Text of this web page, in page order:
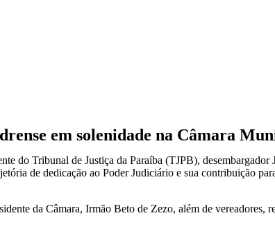
em solenidade na Câmara
do Tribunal de Justiça da Paraíba (TJPB),
de dedicação ao Poder Judiciário e sua contribuição
da Câmara, Irmão Beto de Zezo, além de vereadores,